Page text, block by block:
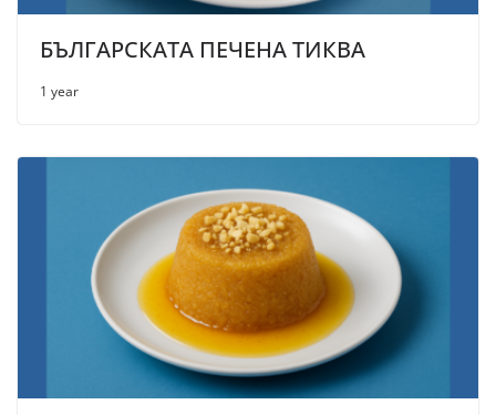
БЪЛГАРСКАТА ПЕЧЕНА ТИКВА
1 year